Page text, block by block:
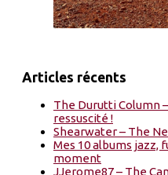
Articles récents
The Durutti Column
ressuscité !
Shearwater – The
Mes 10 albums jazz,
moment
JJerome87 – The